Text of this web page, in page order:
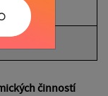
činností